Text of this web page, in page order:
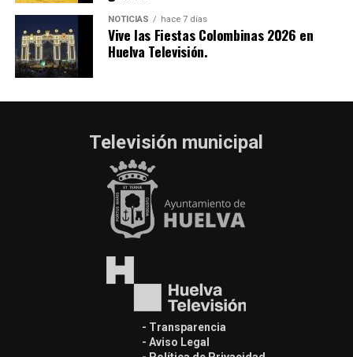
NOTICIAS hace 7 días
Vive las Fiestas Colombinas 2026 en
Huelva Televisión.
Televisión municipal
- Transparencia
- Aviso Legal